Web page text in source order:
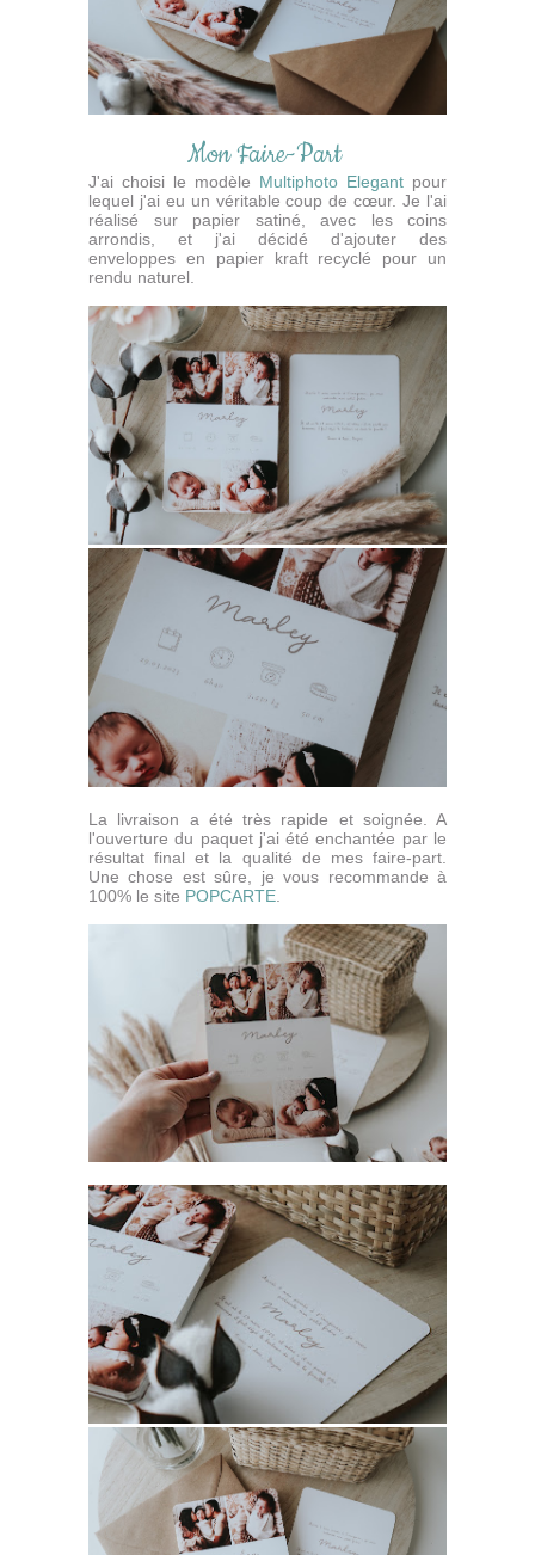
Mon Faire-Part
J'ai choisi le modèle Multiphoto Elegant pour
lequel j'ai eu un véritable coup de cœur. Je l'ai
réalisé sur papier satiné, avec les coins
arrondis, et j'ai décidé d'ajouter des
enveloppes en papier kraft recyclé pour un
rendu naturel.
La livraison a été très rapide et soignée. A
l'ouverture du paquet j'ai été enchantée par le
résultat final et la qualité de mes faire-part.
Une chose est sûre, je vous recommande à
100% le site POPCARTE